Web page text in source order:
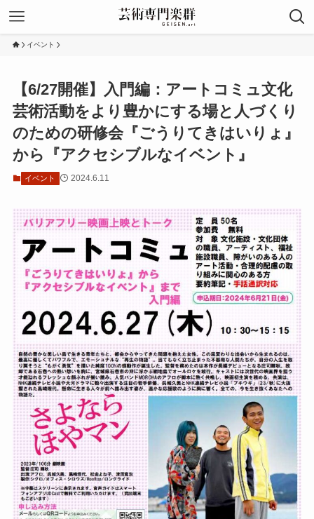
イベント
【6/27開催】入門編：アートコミュ文化
芸術活動をより豊かにする場と人づくり
のための研修会『ごうりてきはいりょ』
から『アクセシブルなイベント』
イベント 2024.6.11